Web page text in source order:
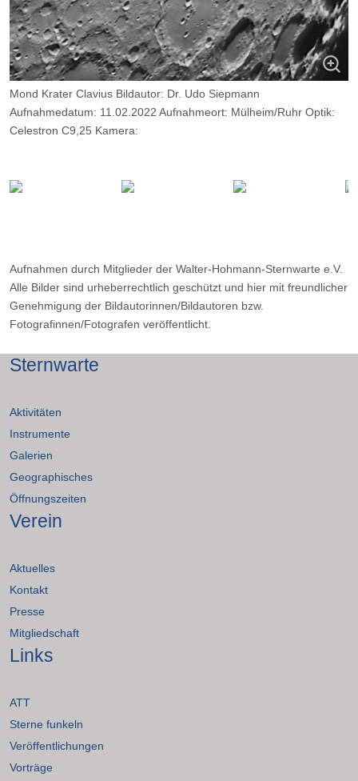
Mond Krater Clavius Bildautor: Dr. Udo Siepmann
Aufnahmedatum: 11.02.2022 Aufnahmeort: Mülheim/Ruhr Optik:
Celestron C9,25 Kamera:
Aufnahmen durch Mitglieder der Walter-Hohmann-Sternwarte e.V.
Alle Bilder sind urheberrechtlich geschützt und hier mit freundlicher
Genehmigung der Bildautorinnen/Bildautoren bzw.
Fotografinnen/Fotografen veröffentlicht.
Sternwarte
Aktivitäten
Instrumente
Galerien
Geographisches
Öffnungszeiten
Verein
Aktuelles
Kontakt
Presse
Mitgliedschaft
Links
ATT
Sterne funkeln
Veröffentlichungen
Vorträge